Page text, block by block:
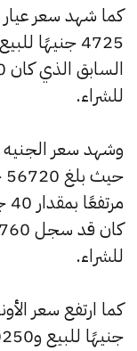
للشراء.
وشهد سعر الجنيه
للشراء.